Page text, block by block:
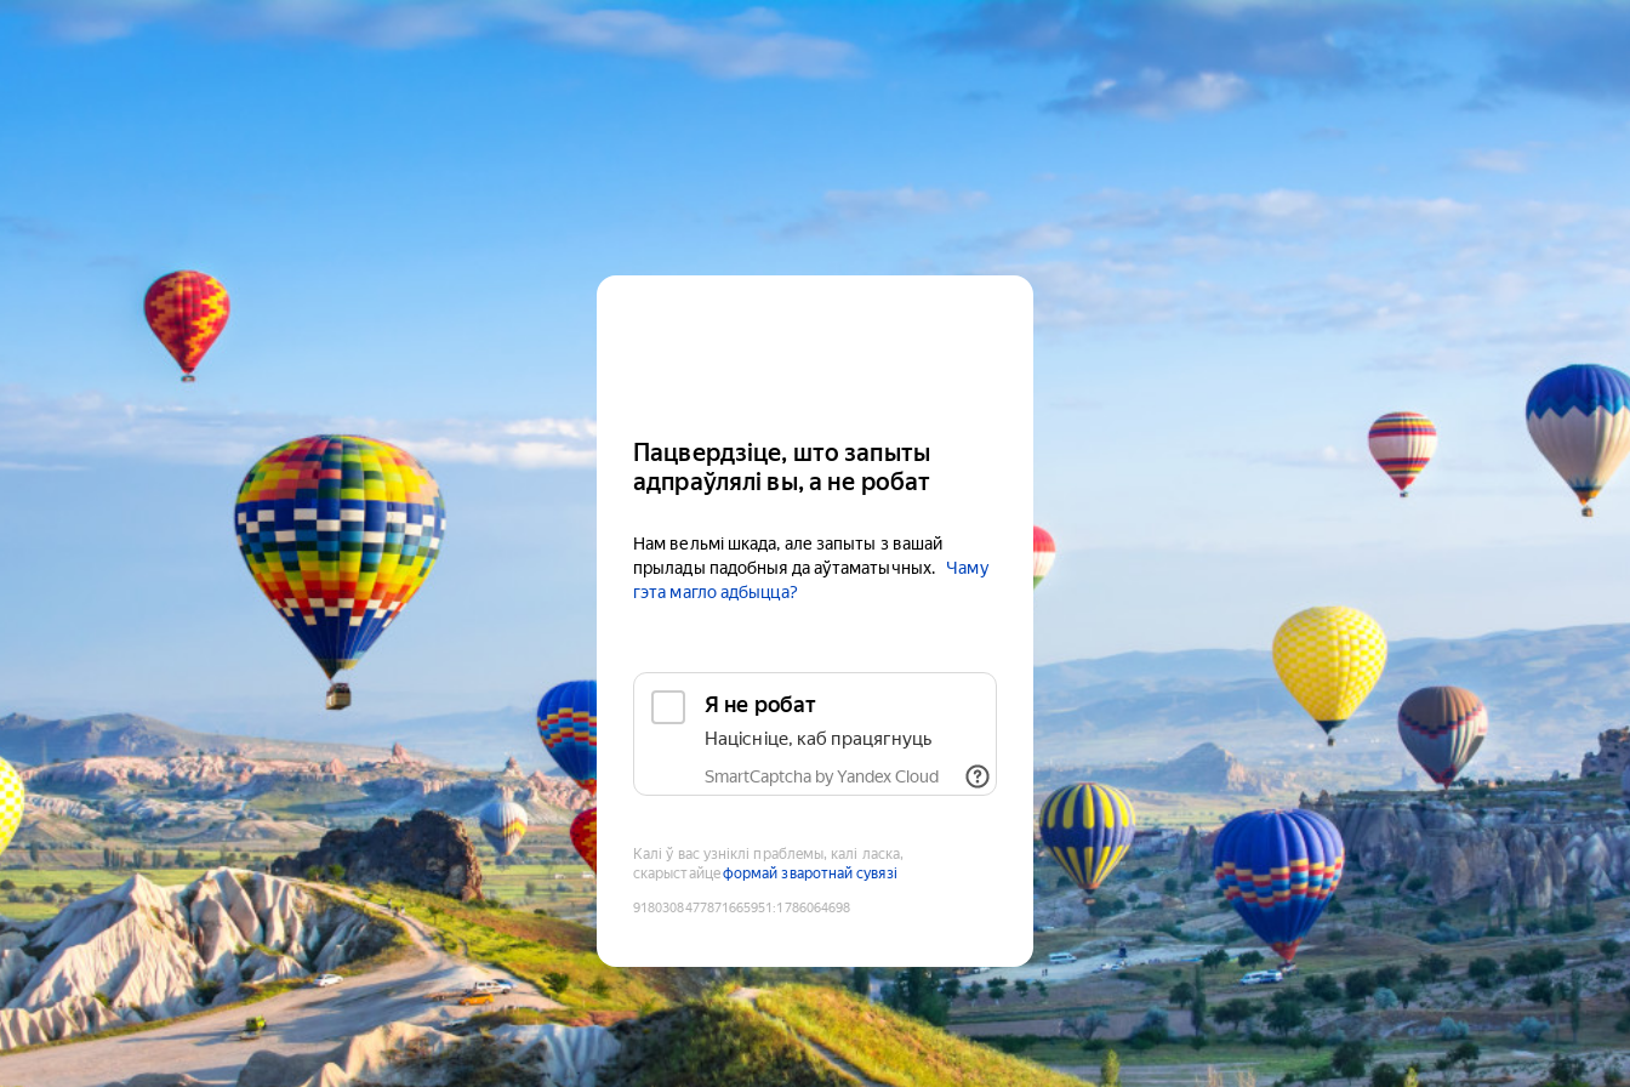
Пацвердзіце, што запыты
адпраўлялі вы, а не робат
Нам вельмі шкада, але запыты з вашай
прылады падобныя да аўтаматычных.
Чаму
гэта магло адбыцца?
Я не робат
Націсніце, каб працягнуць
SmartCaptcha by Yandex Cloud
Калі ў вас узніклі праблемы, калі ласка,
скарыстайцеформай зваротнай сувязі
9180308477871665951 :1786064698